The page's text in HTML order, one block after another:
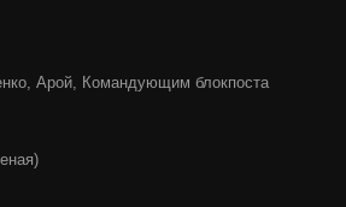
Арой, Командующим блокпоста